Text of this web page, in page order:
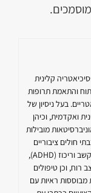
קלינית
והתאמת תרופות
בעל ניסיון של
קלינית ואקדמית, וכיהן
מובילות
חולים ציבוריים
ומרכזים רפואיים מתקדמים. תחומי עיסוקו כוללים קשב וריכוז (ADHD),
רוח, וכן טיפולים
מבוססות ראיות עם